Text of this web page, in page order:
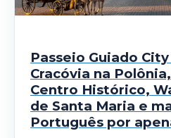
Passeio Guiado
Cracóvia na
Centro Histórico,
de Santa Maria e
Português por